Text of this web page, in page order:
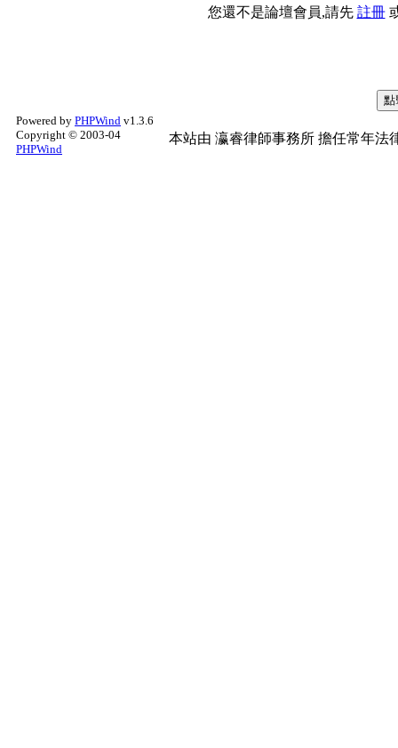
您還不是論壇會員,請先 註冊
Powered by PHPWind v1.3.6
Copyright © 2003-04
PHPWind
本站由 瀛睿律師事務所 擔任常年法